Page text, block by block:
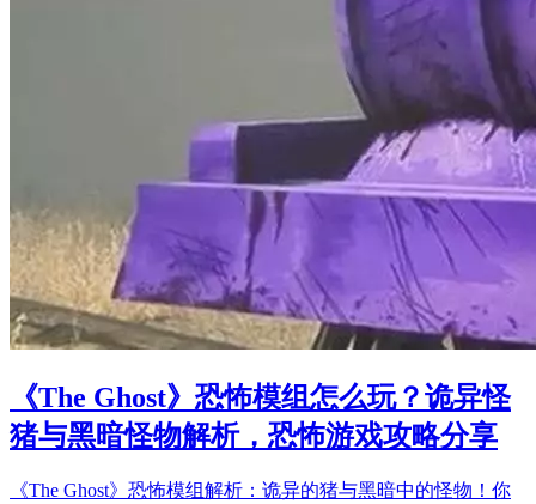
《The Ghost》恐怖模组怎么玩？诡异怪
猪与黑暗怪物解析，恐怖游戏攻略分享
《The Ghost》恐怖模组解析：诡异的猪与黑暗中的怪物！你